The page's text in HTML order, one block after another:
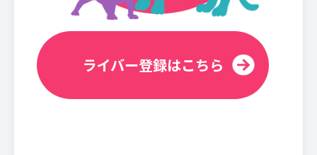
ライバー登録はこちら